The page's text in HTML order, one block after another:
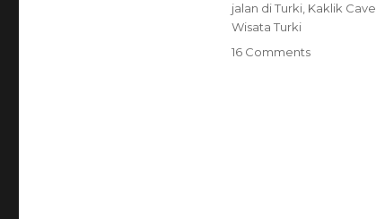
jalan di Turki, Kaklik Cave
Wisata Turki
16 Commentson